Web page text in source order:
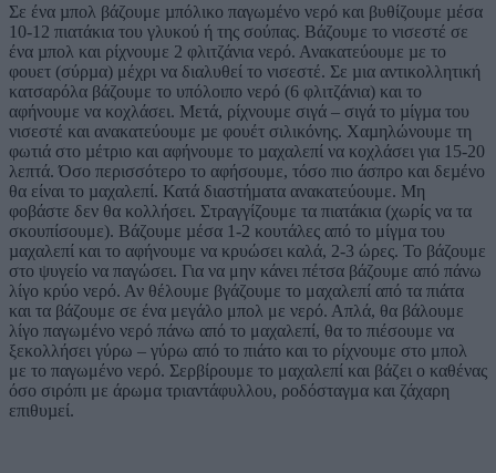
Σε ένα µπολ βάζουμε µπόλικο παγωµένο νερό και βυθίζουμε µέσα
10-12 πιατάκια του γλυκού ή της σούπας. Βάζουμε το νισεστέ σε
ένα µπολ και ρίχνουμε 2 φλιτζάνια νερό. Ανακατεύουμε µε το
φουετ (σύρµα) μέχρι να διαλυθεί το νισεστέ. Σε µια αντικολλητική
κατσαρόλα βάζουμε το υπόλοιπο νερό (6 φλιτζάνια) και το
αφήνουμε να κοχλάσει. Μετά, ρίχνουμε σιγά – σιγά το µίγµα του
νισεστέ και ανακατεύουμε µε φουέτ σιλικόνης. Χαµηλώνουμε τη
φωτιά στο µέτριο και αφήνουμε το µαχαλεπί να κοχλάσει για 15-20
λεπτά. Όσο περισσότερο το αφήσουμε, τόσο πιο άσπρο και δεµένο
θα είναι το µαχαλεπί. Κατά διαστήµατα ανακατεύουμε. Μη
φοβάστε δεν θα κολλήσει. Στραγγίζουμε τα πιατάκια (χωρίς να τα
σκουπίσουμε). Βάζουμε µέσα 1-2 κουτάλες από το μίγμα του
µαχαλεπί και το αφήνουμε να κρυώσει καλά, 2-3 ώρες. Το βάζουμε
στο ψυγείο να παγώσει. Για να μην κάνει πέτσα βάζουμε από πάνω
λίγο κρύο νερό. Αν θέλουμε βγάζουμε το μαχαλεπί από τα πιάτα
και τα βάζουμε σε ένα μεγάλο μπολ με νερό. Απλά, θα βάλουμε
λίγο παγωμένο νερό πάνω από το μαχαλεπί, θα το πιέσουμε να
ξεκολλήσει γύρω – γύρω από το πιάτο και το ρίχνουμε στο μπολ
με το παγωμένο νερό. Σερβίρουμε το μαχαλεπί και βάζει ο καθένας
όσο σιρόπι με άρωμα τριαντάφυλλου, ροδόσταγμα και ζάχαρη
επιθυµεί.